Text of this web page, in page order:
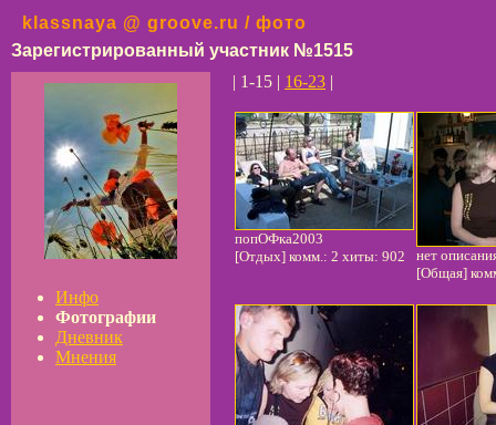
klassnaya @ groove.ru / фото
Зарегистрированный участник №1515
Инфо
Фотографии
Дневник
Мнения
| 1-15 | 16-23 |
попОФка2003
[Отдых] комм.: 2 хиты: 902
нет
[Общая]